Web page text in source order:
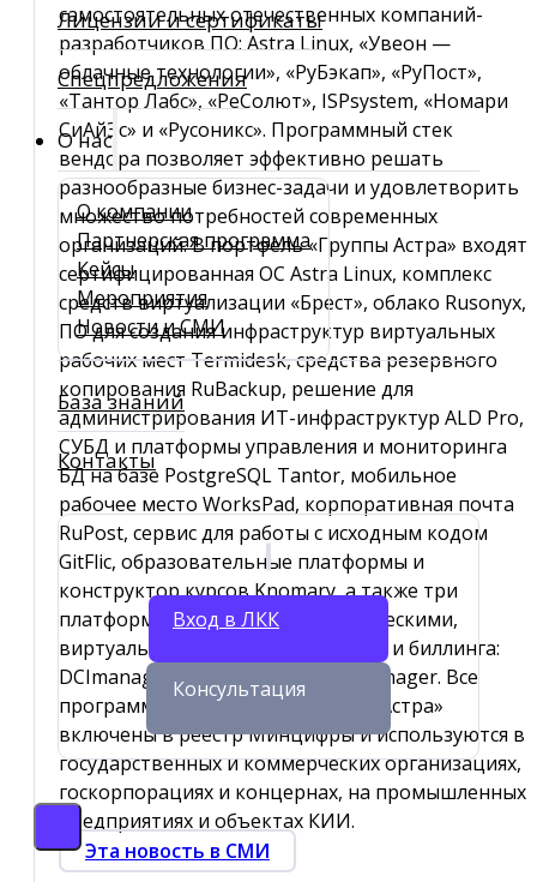
Лицензии и сертификаты
Спецпредложения
О нас
О компании
Партнерская программа
Кейсы
Мероприятия
Новости и СМИ
База знаний
Контакты
Вход в ЛКК
Консультация
самостоятельных отечественных компаний-
разработчиков ПО: Astra Linux, «Увеон —
облачные технологии», «РуБэкап», «РуПост»,
«Тантор Лабс», «РеСолют», ISPsystem, «Номари
СиАйЭс» и «Русоникс». Программный стек
вендора позволяет эффективно решать
разнообразные бизнес-задачи и удовлетворить
множество потребностей современных
организаций. В портфель «Группы Астра» входят
сертифицированная ОС Astra Linux, комплекс
средств виртуализации «Брест», облако Rusonyx,
ПО для создания инфраструктур виртуальных
рабочих мест Termidesk, средства резервного
копирования RuBackup, решение для
администрирования ИТ-инфраструктур ALD Pro,
СУБД и платформы управления и мониторинга
БД на базе PostgreSQL Tantor, мобильное
рабочее место WorksPad, корпоративная почта
RuPost, сервис для работы с исходным кодом
GitFlic, образовательные платформы и
конструктор курсов Knomary, а также три
платформы для управления физическими,
виртуальными инфраструктурами и биллинга:
DCImanager, VMmanager и BILLmanager. Все
программные продукты «Группы Астра»
включены в реестр Минцифры и используются в
государственных и коммерческих организациях,
госкорпорациях и концернах, на промышленных
предприятиях и объектах КИИ.
Эта новость в СМИ